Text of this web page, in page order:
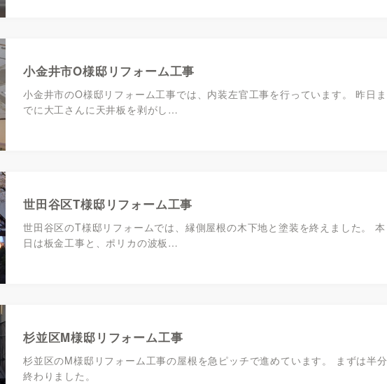
小金井市O様邸リフォーム工事
小金井市のO様邸リフォーム工事では、内装左官工事を行っています。 昨日ま
でに大工さんに天井板を剥がし…
世田谷区T様邸リフォーム工事
世田谷区のT様邸リフォームでは、縁側屋根の木下地と塗装を終えました。 本
日は板金工事と、ポリカの波板…
杉並区M様邸リフォーム工事
杉並区のM様邸リフォーム工事の屋根を急ピッチで進めています。 まずは半分
終わりました。